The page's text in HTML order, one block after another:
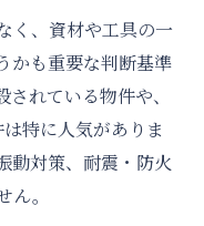
く、資材や工具の一
かも重要な判断基準
れている物件や、
特に人気がありま
動対策、耐震・防火
。